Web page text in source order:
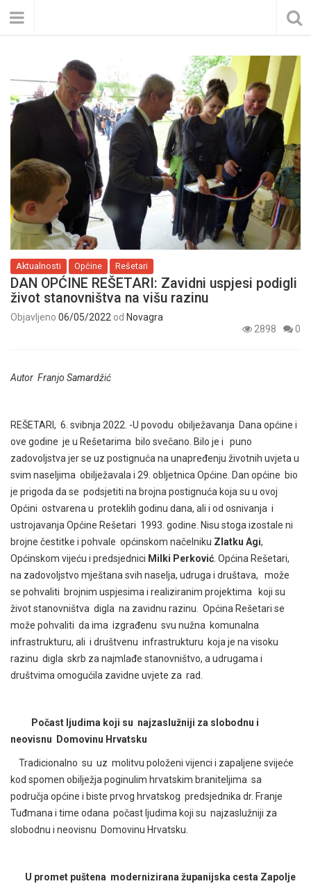
Aktualnosti Općine Rešetari
DAN OPĆINE REŠETARI: Zavidni uspjesi podigli
život stanovništva na višu razinu
Objavljeno 06/05/2022 od Novagra
2898
0
Autor Franjo Samardžić
REŠETARI, 6. svibnja 2022. -U povodu obilježavanja Dana općine i
ove godine je u Rešetarima bilo svečano. Bilo je i puno
zadovoljstva jer se uz postignuća na unapređenju životnih uvjeta u
svim naseljima obilježavala i 29. obljetnica Općine. Dan općine bio
je prigoda da se podsjetiti na brojna postignuća koja su u ovoj
Općini ostvarena u proteklih godinu dana, ali i od osnivanja i
ustrojavanja Općine Rešetari 1993. godine. Nisu stoga izostale ni
brojne čestitke i pohvale općinskom načelniku Zlatku Agi,
Općinskom vijeću i predsjednici Milki Perković. Općina Rešetari,
na zadovoljstvo mještana svih naselja, udruga i društava, može
se pohvaliti brojnim uspjesima i realiziranim projektima koji su
život stanovništva digla na zavidnu razinu. Općina Rešetari se
može pohvaliti da ima izgrađenu svu nužna komunalna
infrastrukturu, ali i društvenu infrastrukturu koja je na visoku
razinu digla skrb za najmlađe stanovništvo, a udrugama i
društvima omogućila zavidne uvjete za rad.
Počast ljudima koji su najzaslužniji za slobodnu i
neovisnu Domovinu Hrvatsku
Tradicionalno su uz molitvu položeni vijenci i zapaljene svijeće
kod spomen obilježja poginulim hrvatskim braniteljima sa
područja općine i biste prvog hrvatskog predsjednika dr. Franje
Tuđmana i time odana počast ljudima koji su najzaslužniji za
slobodnu i neovisnu Domovinu Hrvatsku.
U promet puštena modernizirana županijska cesta Zapolje